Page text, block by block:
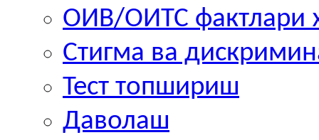
ОИВ/ОИТС фактлари
Стигма ва
Тест топшириш
Даволаш